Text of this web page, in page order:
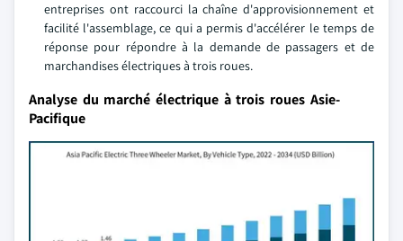
entreprises ont raccourci la chaîne d'approvisionnement et
facilité l'assemblage, ce qui a permis d'accélérer le temps de
réponse pour répondre à la demande de passagers et de
marchandises électriques à trois roues.
Analyse du marché électrique à trois roues Asie-
Pacifique